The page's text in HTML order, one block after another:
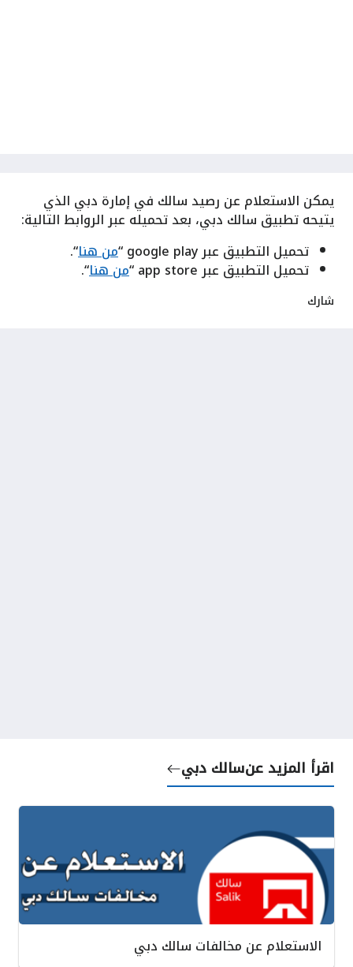
يمكن الاستعلام عن رصيد سالك في إمارة دبي الذي
يتيحه تطبيق سالك دبي، بعد تحميله عبر الروابط التالية:
تحميل التطبيق عبر google play “
من هنا“.
تحميل التطبيق عبر app store “ من هنا“.
شارك
اقرأ المزيد عنسالك دبي
الاستعلام عن مخالفات سالك دبي